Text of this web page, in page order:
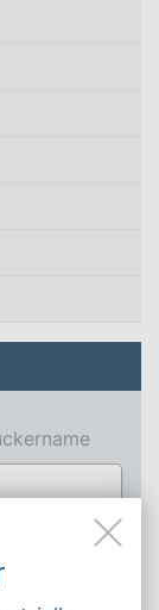
2 or more
for